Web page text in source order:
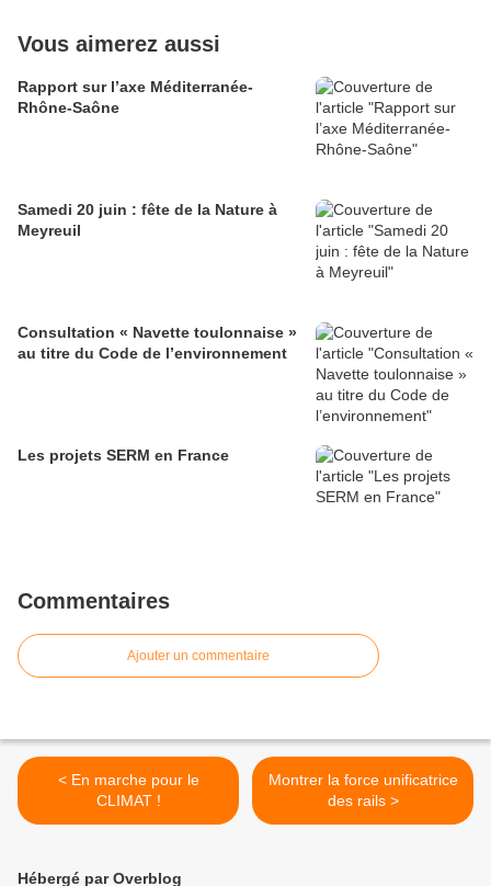
Vous aimerez aussi
Rapport sur l’axe Méditerranée-
Rhône-Saône
Samedi 20 juin : fête de la Nature à
Meyreuil
Consultation « Navette toulonnaise »
au titre du Code de l’environnement
Les projets SERM en France
Commentaires
Ajouter un commentaire
< En marche pour le
CLIMAT !
Montrer la force unificatrice
des rails >
Hébergé par Overblog